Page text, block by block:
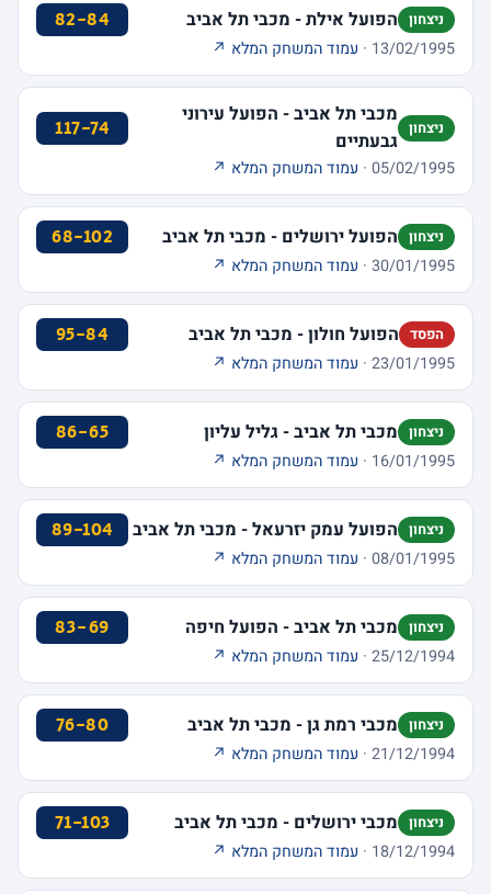
ניצחון הפועל אילת - מכבי תל אביב 82-84
13/02/1995 · עמוד המשחק המלא ↗
ניצחון
מכבי תל אביב - הפועל עירוני
גבעתיים
117-74
05/02/1995 · עמוד המשחק המלא ↗
ניצחון הפועל ירושלים - מכבי תל אביב 68-102
30/01/1995 · עמוד המשחק המלא ↗
הפסד הפועל חולון - מכבי תל אביב 95-84
23/01/1995 · עמוד המשחק המלא ↗
ניצחון מכבי תל אביב - גליל עליון 86-65
16/01/1995 · עמוד המשחק המלא ↗
ניצחון הפועל עמק יזרעאל - מכבי תל אביב 89-104
08/01/1995 · עמוד המשחק המלא ↗
ניצחון מכבי תל אביב - הפועל חיפה 83-69
25/12/1994 · עמוד המשחק המלא ↗
ניצחון מכבי רמת גן - מכבי תל אביב 76-80
21/12/1994 · עמוד המשחק המלא ↗
ניצחון מכבי ירושלים - מכבי תל אביב 71-103
18/12/1994 · עמוד המשחק המלא ↗